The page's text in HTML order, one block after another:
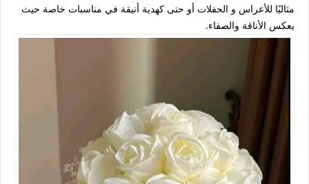
مثاليًا للأعراس و الحفلات أو حتى كهدية أنيقة في مناسبات خاصة حيث
يعكس الأناقة والصفاء.